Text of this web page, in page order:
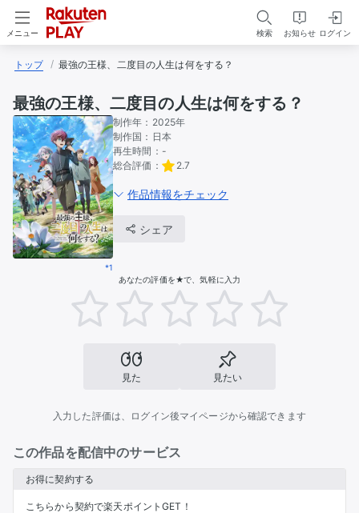
メニュー 検索 お知らせ ログイン
トップ 最強の王様、二度目の人生は何をする？
最強の王様、二度目の人生は何をする？
*1
制作年： 2025年
制作国： 日本
再生時間： -
総合評価：
2.7
作品情報をチェック
シェア
あなたの評価を★で、気軽に入力
見た 見たい
入力した評価は、ログイン後マイページから確認できます
この作品を配信中のサービス
お得に契約する
こちらから契約で楽天ポイントGET！